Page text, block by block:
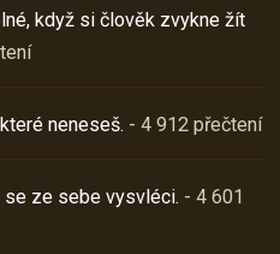
když si člověk zvykne žít
neneseš. - 4 912 přečtení
ze sebe vysvléci. - 4 601